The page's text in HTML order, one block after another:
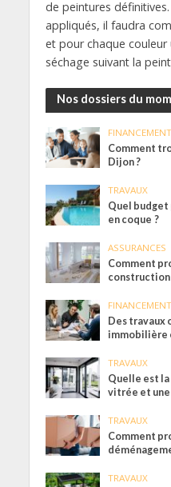
de peintures
appliqués, il faudra
et pour chaque
séchage suivant la
Nos dossiers du
FINANCEMENT
Comment
Dijon ?
TRAVAUX
Quel budget
en coque ?
ASSURANCES
Comment
construction
FINANCEMENT
Des travaux
immobilière
TRAVAUX
Quelle est
vitrée et
TRAVAUX
Comment
TRAVAUX